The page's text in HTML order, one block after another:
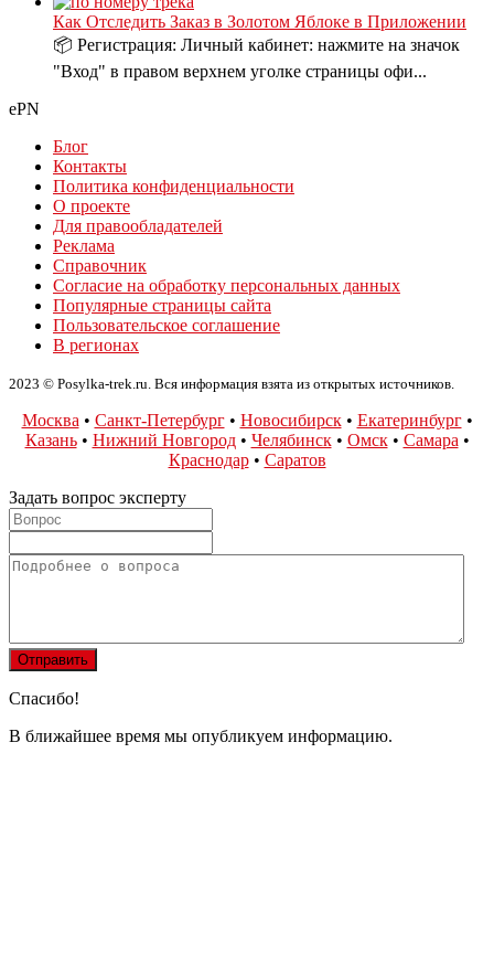
Как Отследить Заказ в Золотом Яблоке в Приложении
📦 Регистрация: Личный кабинет: нажмите на значок
"Вход" в правом верхнем уголке страницы офи...
ePN
Блог
Контакты
Политика конфиденциальности
О проекте
Для правообладателей
Реклама
Справочник
Согласие на обработку персональных данных
Популярные страницы сайта
Пользовательское соглашение
В регионах
2023 © Posylka-trek.ru. Вся информация взята из открытых источников.
Москва • Санкт-Петербург• Новосибирск• Екатеринбург•
Казань• Нижний Новгород• Челябинск• Омск• Самара •
Краснодар• Саратов
Задать вопрос эксперту
Спасибо!
В ближайшее время мы опубликуем информацию.